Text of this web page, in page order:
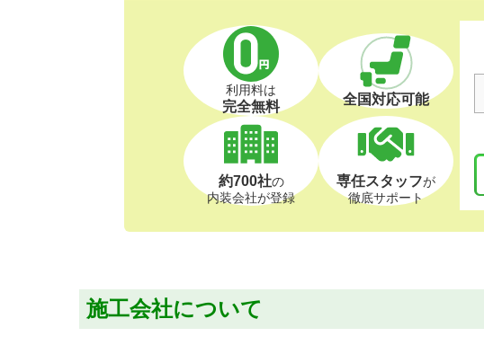
利用料は
完全無料 全国対応可能
約700社の
内装会社が登録
専任スタッフが
徹底サポート
施工会社について